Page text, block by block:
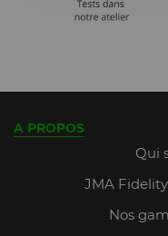
A PROPOS
Qui
JMA
Nos